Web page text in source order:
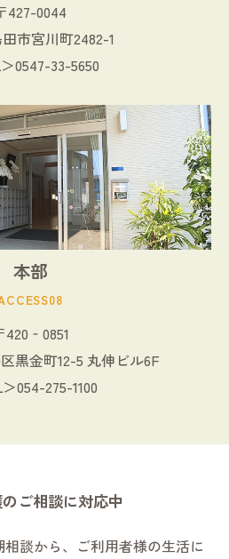
427-0044
市宮川町2482-1
0547-33-5650
本部
420‐0851
黒金町12-5 丸伸ビル6F
054-275-1100
ご相談に対応中
談から、ご利用者様の生活に